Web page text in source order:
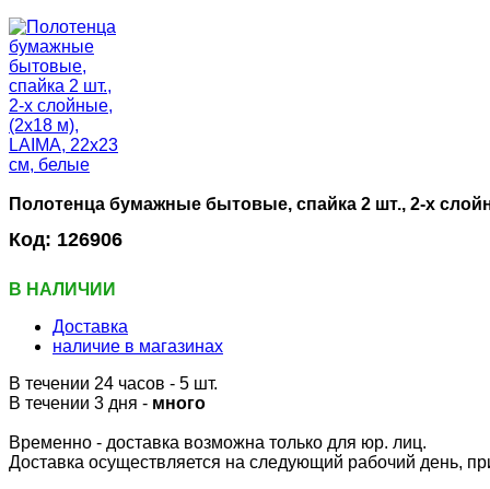
Полотенца бумажные бытовые, спайка 2 шт., 2-х
Код: 126906
В НАЛИЧИИ
Доставка
наличие в магазинах
В течении 24 часов - 5 шт.
В течении 3 дня - много
Временно - доставка возможна только для юр. лиц.
Доставка осуществляется на следующий рабочий день,